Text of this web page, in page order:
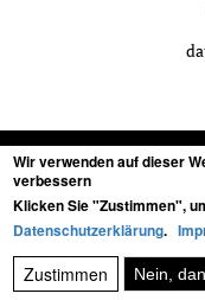
Wir verwenden auf dieser
verbessern
Klicken Sie "Zustimmen",
Datenschutzerklärung.
Zustimmen Nein,